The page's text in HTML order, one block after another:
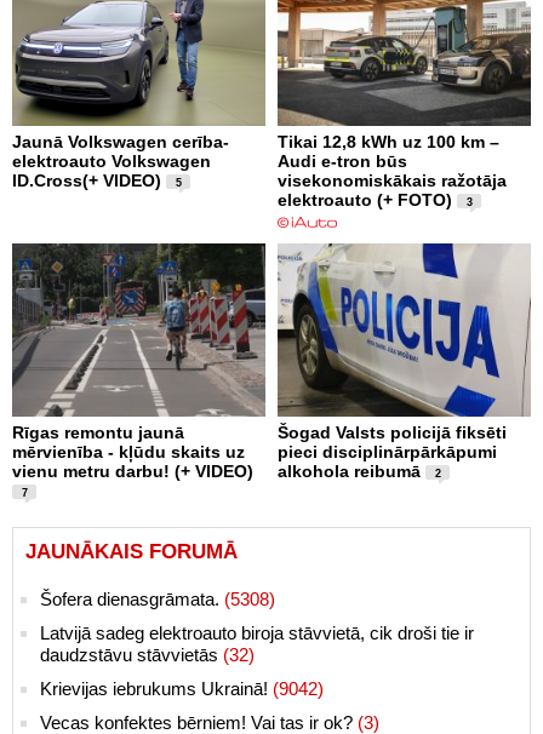
Jaunā Volkswagen cerība-
elektroauto Volkswagen
ID.Cross(+ VIDEO)
5
Tikai 12,8 kWh uz 100 km –
Audi e-tron būs
visekonomiskākais ražotāja
elektroauto (+ FOTO)
3
Rīgas remontu jaunā
mērvienība - kļūdu skaits uz
vienu metru darbu! (+ VIDEO)
7
Šogad Valsts policijā fiksēti
pieci disciplinārpārkāpumi
alkohola reibumā
2
JAUNĀKAIS FORUMĀ
Šofera dienasgrāmata. (5308)
Latvijā sadeg elektroauto biroja stāvvietā, cik droši tie ir
daudzstāvu stāvvietās (32)
Krievijas iebrukums Ukrainā! (9042)
Vecas konfektes bērniem! Vai tas ir ok? (3)